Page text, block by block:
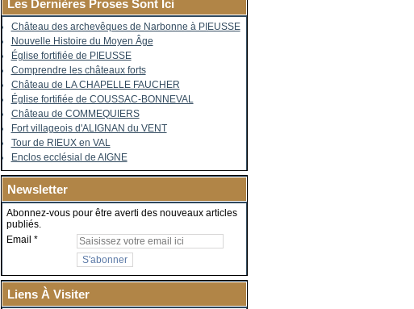
Les Dernières Proses Sont Ici
Château des archevêques de Narbonne à PIEUSSE
Nouvelle Histoire du Moyen Âge
Église fortifiée de PIEUSSE
Comprendre les châteaux forts
Château de LA CHAPELLE FAUCHER
Église fortifiée de COUSSAC-BONNEVAL
Château de COMMEQUIERS
Fort villageois d'ALIGNAN du VENT
Tour de RIEUX en VAL
Enclos ecclésial de AIGNE
Newsletter
Abonnez-vous pour être averti des nouveaux articles
publiés.
Email
Liens À Visiter